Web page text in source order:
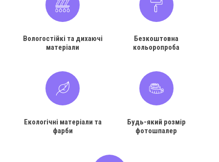
Вологостійкі та дихаючі
матеріали
Безкоштовна
кольоропроба
Екологічні матеріали та
фарби
Будь-який розмір
фотошпалер